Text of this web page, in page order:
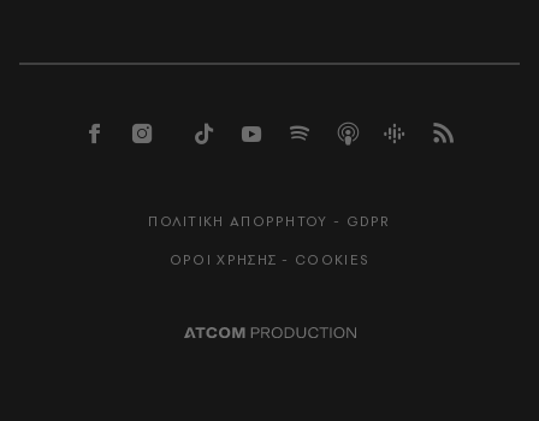
ΠΟΛΙΤΙΚΗ ΑΠΟΡΡΗΤΟΥ - GDPR
ΟΡΟΙ ΧΡΗΣΗΣ - COOKIES